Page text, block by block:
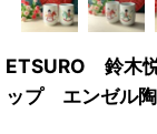
ETSURO 鈴木
ップ エンゼル